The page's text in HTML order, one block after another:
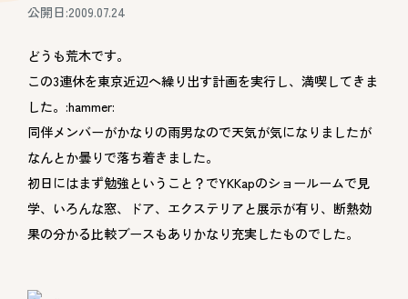
公開日:2009.07.24
どうも荒木です。
この3連休を東京近辺へ繰り出す計画を実行し、満喫してきま
した。:hammer:
同伴メンバーがかなりの雨男なので天気が気になりましたが
なんとか曇りで落ち着きました。
初日にはまず勉強ということ？でYKKapのショールームで見
学、いろんな窓、ドア、エクステリアと展示が有り、断熱効
果の分かる比較ブースもありかなり充実したものでした。